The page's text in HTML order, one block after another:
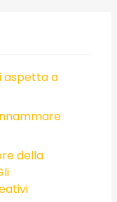
aspetta a
della